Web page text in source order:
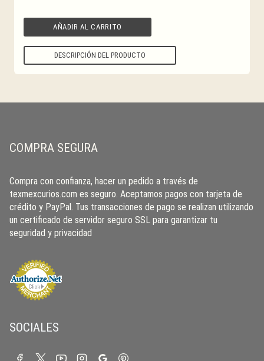
AÑADIR AL CARRITO
DESCRIPCIÓN DEL PRODUCTO
COMPRA SEGURA
Compra con confianza, hacer un pedido a través de
texmexcurios.com es seguro. Aceptamos pagos con tarjeta de
crédito y PayPal. Tus transacciones de pago se realizan utilizando
un certificado de servidor seguro SSL para garantizar tu
seguridad y privacidad
SOCIALES